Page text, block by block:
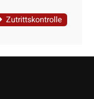
Zutrittskontrolle